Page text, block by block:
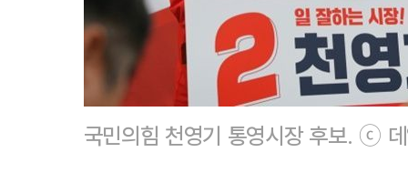
국민의힘 천영기 통영시장 후보. ⓒ